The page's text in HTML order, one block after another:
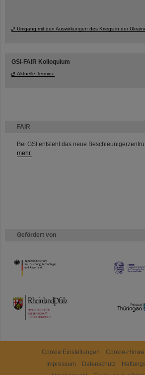
FAIR
Bei GSI entsteht das neue
mehr.
Gefördert von
HMWK
TMWWDG
Umgang mit den Auswirkungen des Kriegs in der
GSI-FAIR Kolloquium
Aktuelle Termine
Cookie Einstellungen Cookie-
Impressum
Datenschutz